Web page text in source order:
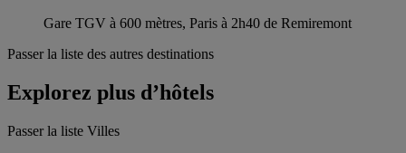
Gare TGV à 600 mètres, Paris à 2h40 de Remiremont
Passer la liste des autres destinations
Explorez plus d’hôtels
Passer la liste Villes